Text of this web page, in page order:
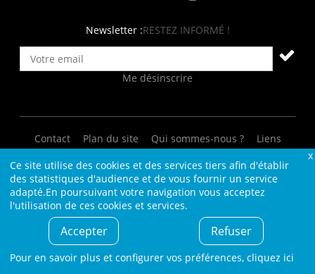
Ce site utilise des cookies et des services tiers afin d'établir
des statistiques d'audience et de vous fournir un service
adapté.En poursuivant votre navigation vous acceptez
l'utilisation de ces cookies et services.
Accepter Refuser
Pour en savoir plus et configurer vos préférences, cliquez ici
Newsletter :RESTEZ INFORMÉ !
Me désinscrire
Contact Plan du site Qui sommes-nous ?
Liens
Charte L4M
Conditions Générales
Cookies et confidentialité
Informations légales
© L4M - 2004-2026 -Tous droits réservés